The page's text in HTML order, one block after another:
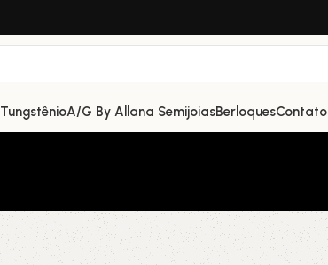
TungstênioA/G By Allana SemijoiasBerloquesContato